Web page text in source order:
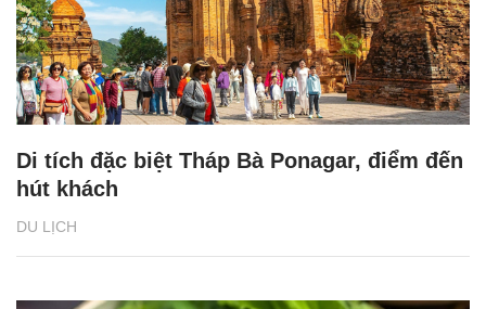
DU LỊCH
Di tích đặc biệt Tháp Bà Ponagar, điểm đến
hút khách